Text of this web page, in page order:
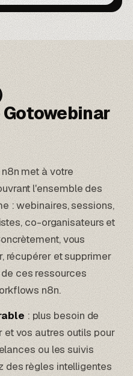
met à votre
l'ensemble des
: webinaires, sessions,
co-organisateurs et
vous
récupérer et supprimer
ces ressources
n8n.
: plus besoin de
et vos autres outils pour
ou les suivis
des règles intelligentes